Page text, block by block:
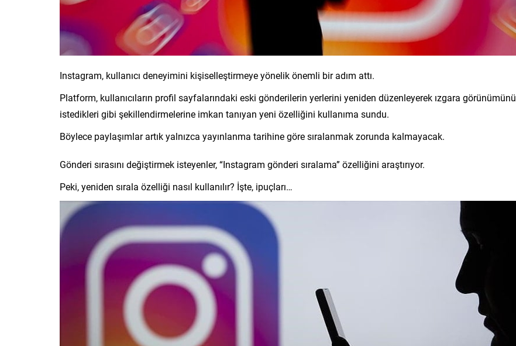
Instagram, kullanıcı deneyimini kişiselleştirmeye yönelik önemli bir adım attı.
Platform, kullanıcıların profil sayfalarındaki eski gönderilerin yerlerini yeniden düzenleyerek ızgara görünümünü
istedikleri gibi şekillendirmelerine imkan tanıyan yeni özelliğini kullanıma sundu.
Böylece paylaşımlar artık yalnızca yayınlanma tarihine göre sıralanmak zorunda kalmayacak.
Gönderi sırasını değiştirmek isteyenler, “Instagram gönderi sıralama” özelliğini araştırıyor.
Peki, yeniden sırala özelliği nasıl kullanılır? İşte, ipuçları…